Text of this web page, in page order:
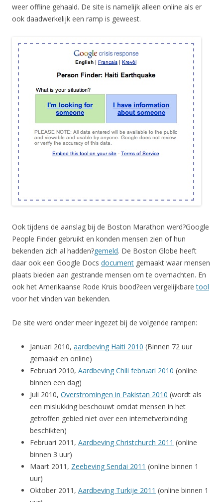
weer offline gehaald. De site is namelijk alleen online als er
ook daadwerkelijk een ramp is geweest.
Ook tijdens de aanslag bij de Boston Marathon werd?Google
People Finder gebruikt en konden mensen zien of hun
bekenden zich al hadden?gemeld. De Boston Globe heeft
daar ook een Google Docs document gemaakt waar mensen
plaats bieden aan gestrande mensen om te overnachten. En
ook het Amerikaanse Rode Kruis bood?een vergelijkbaretool
voor het vinden van bekenden.
De site werd onder meer ingezet bij de volgende rampen:
Januari 2010, aardbeving Haiti 2010 (Binnen 72 uur
gemaakt en online)
Februari 2010, Aardbeving Chili februari 2010 (online
binnen een dag)
Juli 2010, Overstromingen in Pakistan 2010 (wordt als
een mislukking beschouwt omdat mensen in het
getroffen gebied niet over een internetverbinding
beschikten)
Februari 2011, Aardbeving Christchurch 2011 (online
binnen 3 uur)
Maart 2011, Zeebeving Sendai 2011 (online binnen 1
uur)
Oktober 2011, Aardbeving Turkije 2011 (online binnen 1